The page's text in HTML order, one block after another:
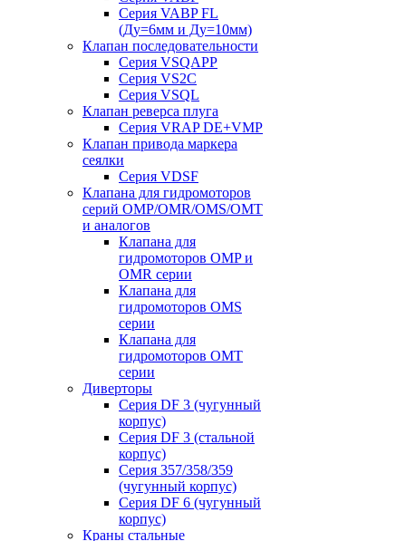
Серия VABP FL
(Ду=6мм и Ду=10мм)
Клапан последовательности
Серия VSQAPP
Серия VS2C
Серия VSQL
Клапан реверса плуга
Серия VRAP DE+VMP
Клапан привода маркера
сеялки
Серия VDSF
Клапана для гидромоторов
серий OMP/OMR/OMS/OMT
и аналогов
Клапана для
гидромоторов OMP и
OMR серии
Клапана для
гидромоторов OMS
серии
Клапана для
гидромоторов OMT
серии
Диверторы
Серия DF 3 (чугунный
корпус)
Серия DF 3 (стальной
корпус)
Серия 357/358/359
(чугунный корпус)
Серия DF 6 (чугунный
корпус)
Краны стальные